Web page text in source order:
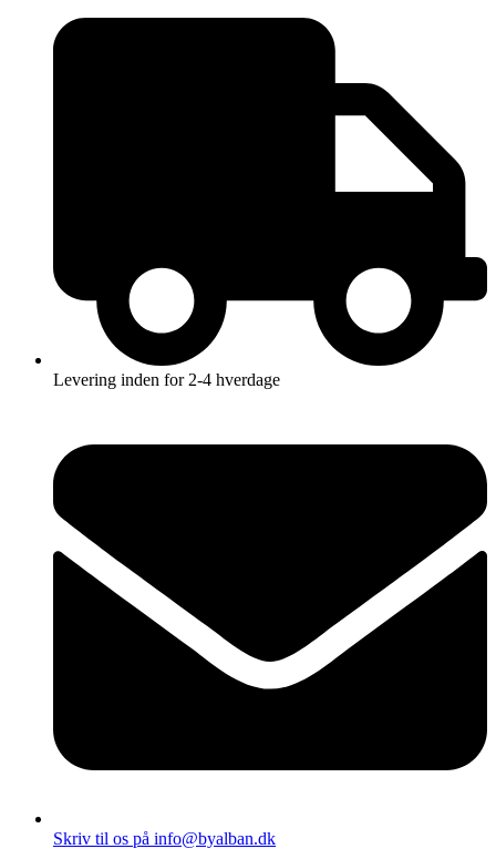
Levering inden for 2-4 hverdage
Skriv til os på info@byalban.dk